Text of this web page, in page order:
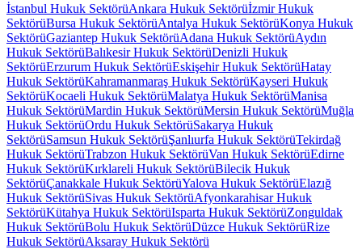
İstanbul Hukuk SektörüAnkara Hukuk Sektörüİzmir Hukuk
SektörüBursa Hukuk SektörüAntalya Hukuk SektörüKonya Hukuk
SektörüGaziantep Hukuk SektörüAdana Hukuk SektörüAydın
Hukuk SektörüBalıkesir Hukuk SektörüDenizli Hukuk
SektörüErzurum Hukuk SektörüEskişehir Hukuk SektörüHatay
Hukuk SektörüKahramanmaraş Hukuk SektörüKayseri Hukuk
SektörüKocaeli Hukuk SektörüMalatya Hukuk SektörüManisa
Hukuk SektörüMardin Hukuk SektörüMersin Hukuk SektörüMuğla
Hukuk SektörüOrdu Hukuk SektörüSakarya Hukuk
SektörüSamsun Hukuk SektörüŞanlıurfa Hukuk SektörüTekirdağ
Hukuk SektörüTrabzon Hukuk SektörüVan Hukuk SektörüEdirne
Hukuk SektörüKırklareli Hukuk SektörüBilecik Hukuk
SektörüÇanakkale Hukuk SektörüYalova Hukuk SektörüElazığ
Hukuk SektörüSivas Hukuk SektörüAfyonkarahisar Hukuk
SektörüKütahya Hukuk SektörüIsparta Hukuk SektörüZonguldak
Hukuk SektörüBolu Hukuk SektörüDüzce Hukuk SektörüRize
Hukuk SektörüAksaray Hukuk Sektörü